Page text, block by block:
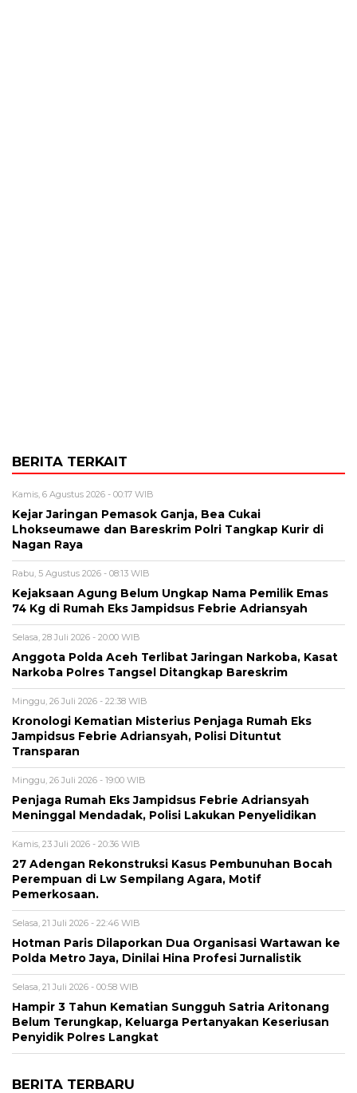
BERITA TERKAIT
Kamis, 6 Agustus 2026 - 00:17 WIB
Kejar Jaringan Pemasok Ganja, Bea Cukai
Lhokseumawe dan Bareskrim Polri Tangkap Kurir di
Nagan Raya
Rabu, 5 Agustus 2026 - 08:13 WIB
Kejaksaan Agung Belum Ungkap Nama Pemilik Emas
74 Kg di Rumah Eks Jampidsus Febrie Adriansyah
Selasa, 28 Juli 2026 - 20:00 WIB
Anggota Polda Aceh Terlibat Jaringan Narkoba, Kasat
Narkoba Polres Tangsel Ditangkap Bareskrim
Minggu, 26 Juli 2026 - 22:38 WIB
Kronologi Kematian Misterius Penjaga Rumah Eks
Jampidsus Febrie Adriansyah, Polisi Dituntut
Transparan
Minggu, 26 Juli 2026 - 19:00 WIB
Penjaga Rumah Eks Jampidsus Febrie Adriansyah
Meninggal Mendadak, Polisi Lakukan Penyelidikan
Kamis, 23 Juli 2026 - 20:36 WIB
27 Adengan Rekonstruksi Kasus Pembunuhan Bocah
Perempuan di Lw Sempilang Agara, Motif
Pemerkosaan.
Selasa, 21 Juli 2026 - 22:46 WIB
Hotman Paris Dilaporkan Dua Organisasi Wartawan ke
Polda Metro Jaya, Dinilai Hina Profesi Jurnalistik
Selasa, 21 Juli 2026 - 00:58 WIB
Hampir 3 Tahun Kematian Sungguh Satria Aritonang
Belum Terungkap, Keluarga Pertanyakan Keseriusan
Penyidik Polres Langkat
BERITA TERBARU